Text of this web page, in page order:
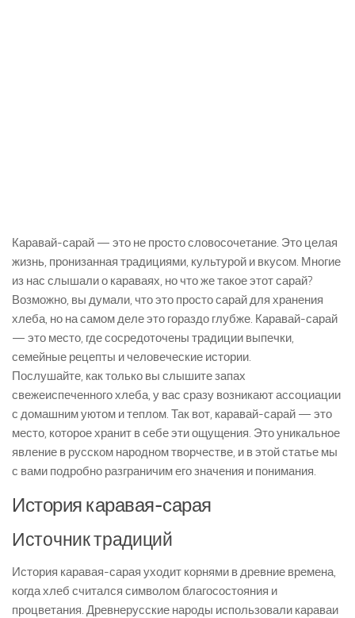
Каравай-сарай — это не просто словосочетание. Это целая
жизнь, пронизанная традициями, культурой и вкусом. Многие
из нас слышали о караваях, но что же такое этот сарай?
Возможно, вы думали, что это просто сарай для хранения
хлеба, но на самом деле это гораздо глубже. Каравай-сарай
— это место, где сосредоточены традиции выпечки,
семейные рецепты и человеческие истории.
Послушайте, как только вы слышите запах
свежеиспеченного хлеба, у вас сразу возникают ассоциации
с домашним уютом и теплом. Так вот, каравай-сарай — это
место, которое хранит в себе эти ощущения. Это уникальное
явление в русском народном творчестве, и в этой статье мы
с вами подробно разграничим его значения и понимания.
История каравая-сарая
Источник традиций
История каравая-сарая уходит корнями в древние времена,
когда хлеб считался символом благосостояния и
процветания. Древнерусские народы использовали караваи